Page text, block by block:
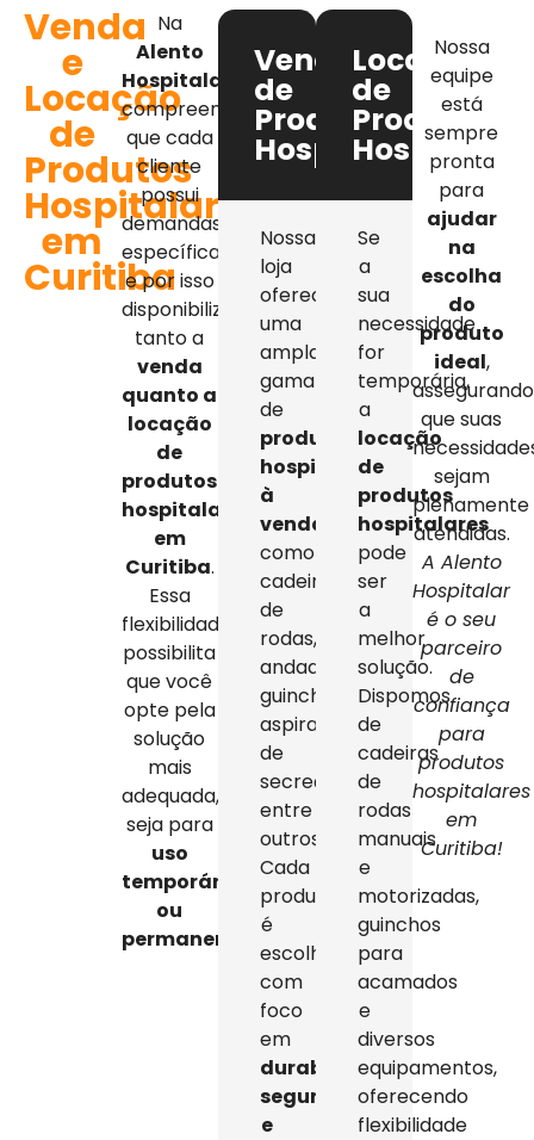
Venda
e
Locação
de
Produtos
Hospitalares
em
Curitiba
Na
Alento
Hospitalar
compreendemos
que cada
cliente
possui
demandas
específicas,
e por isso
disponibilizamos
tanto a
venda
quanto a
locação
de
produtos
hospitalares
em
Curitiba.
Essa
flexibilidade
possibilita
que você
opte pela
solução
mais
adequada,
seja para
uso
temporário
ou
permanente
Venda
de
Produtos
Hospitalares
Nossa
loja
oferece
uma
ampla
gama
de
produtos
hospitalares
à
venda
como
cadeiras
de
rodas,
andadores,
guinchos,
aspiradores
de
secreção,
entre
outros.
Cada
produto
é
escolhido
com
foco
em
durabilidade,
segurança
e
Locação
de
Produtos
Se
a
sua
necessidade
for
temporária,
a
locação
de
produtos
hospitalares
pode
ser
a
melhor
solução.
Dispomos
de
cadeiras
de
rodas
manuais
e
motorizadas,
guinchos
para
acamados
e
diversos
equipamentos,
oferecendo
flexibilidade
Nossa
equipe
está
sempre
pronta
para
ajudar
na
escolha
do
produto
ideal,
assegurando
que suas
sejam
plenamente
atendidas.
A Alento
Hospitalar
é o seu
parceiro
de
confiança
para
produtos
hospitalares
em
Curitiba!